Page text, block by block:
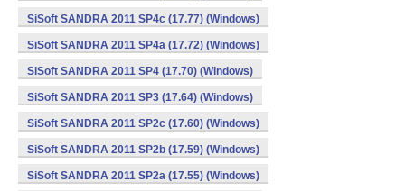
SiSoft SANDRA 2011 SP4c (17.77) (Windows)
SiSoft SANDRA 2011 SP4a (17.72) (Windows)
SiSoft SANDRA 2011 SP4 (17.70) (Windows)
SiSoft SANDRA 2011 SP3 (17.64) (Windows)
SiSoft SANDRA 2011 SP2c (17.60) (Windows)
SiSoft SANDRA 2011 SP2b (17.59) (Windows)
SiSoft SANDRA 2011 SP2a (17.55) (Windows)